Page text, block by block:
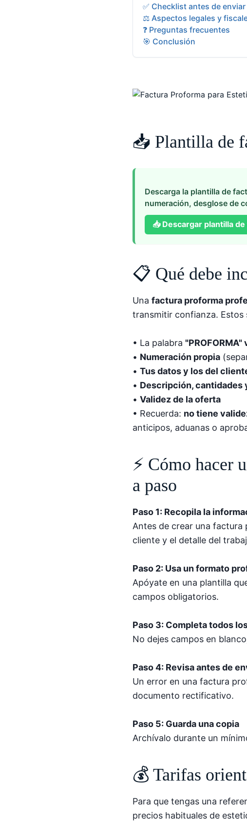
✅ Checklist antes de
⚖️ Aspectos legales y
❓ Preguntas frecuentes
🎯 Conclusión
📥 Plantilla de
Descarga la plantilla de
numeración, desglose de
📥 Descargar plantilla
📋 Qué debe
Una factura proforma
transmitir confianza. Estos
• La palabra "PROFORMA"
• Numeración propia
• Tus datos y los del
• Descripción, cantidades
• Validez de la oferta
• Recuerda: no tiene
anticipos, aduanas o
⚡ Cómo hacer
a paso
Paso 1: Recopila la
Antes de crear una
cliente y el detalle del
Paso 2: Usa un formato
Apóyate en una plantilla
campos obligatorios.
Paso 3: Completa todos
No dejes campos en
Paso 4: Revisa antes de
Un error en una factura
documento rectificativo.
Paso 5: Guarda una copia
Archívalo durante un
💰 Tarifas
Para que tengas una
precios habituales de